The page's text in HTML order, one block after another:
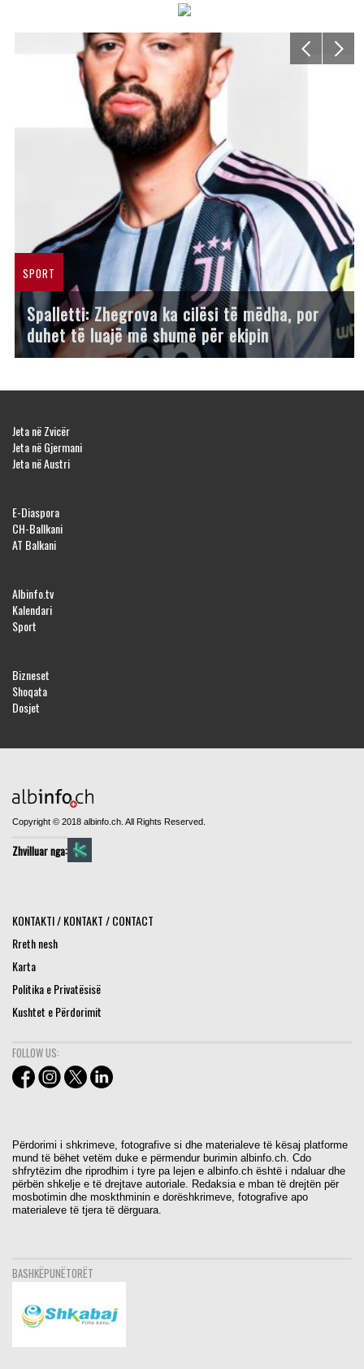
SPORT
Spalletti: Zhegrova ka cilësi të mëdha, por
duhet të luajë më shumë për ekipin
Jeta në Zvicër
Jeta në Gjermani
Jeta në Austri
E-Diaspora
CH-Ballkani
AT Balkani
Albinfo.tv
Kalendari
Sport
Bizneset
Shoqata
Dosjet
Copyright © 2018 albinfo.ch. All Rights Reserved.
Zhvilluar nga:
KONTAKTI / KONTAKT / CONTACT
Rreth nesh
Karta
Politika e Privatësisë
Kushtet e Përdorimit
FOLLOW US:
Përdorimi i shkrimeve, fotografive si dhe materialeve të kësaj platforme
mund të bëhet vetëm duke e përmendur burimin albinfo.ch. Cdo
shfrytëzim dhe riprodhim i tyre pa lejen e albinfo.ch është i ndaluar dhe
përbën shkelje e të drejtave autoriale. Redaksia e mban të drejtën për
mosbotimin dhe moskthminin e dorëshkrimeve, fotografive apo
materialeve të tjera të dërguara.
BASHKËPUNËTORËT